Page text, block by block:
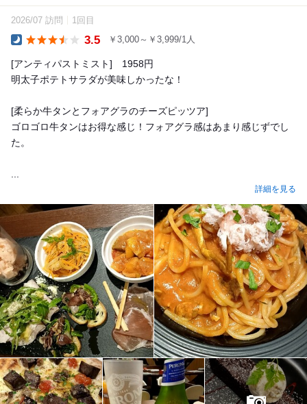
2026/07 訪問 1回目
3.5 ￥3,000～￥3,999/1人
[アンティパストミスト] 1958円
明太子ポテトサラダが美味しかったな！
[柔らか牛タンとフォアグラのチーズピッツア]
ゴロゴロ牛タンはお得な感じ！フォアグラ感はあまり感じずでし
た。
...
詳細を見る